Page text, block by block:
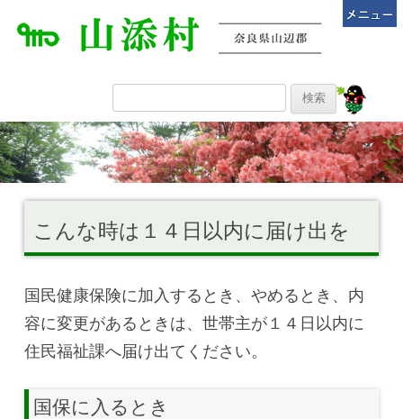
こんな時は１４日以内に届け出を
国民健康保険に加入するとき、やめるとき、内
容に変更があるときは、世帯主が１４日以内に
住民福祉課へ届け出てください。
国保に入るとき